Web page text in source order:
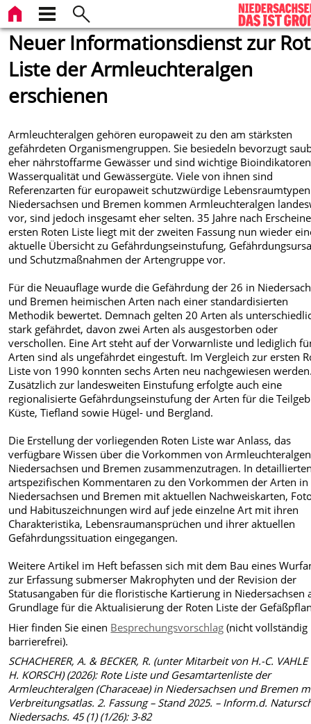
Neuer Informationsdienst zur
Liste der Armleuchteralgen
erschienen
Armleuchteralgen gehören europaweit zu den am stärksten
gefährdeten Organismengruppen. Sie besiedeln bevorzugt
eher nährstoffarme Gewässer und sind wichtige
Wasserqualität und Gewässergüte. Viele von ihnen sind
Referenzarten für europaweit schutzwürdige
Niedersachsen und Bremen kommen Armleuchteralgen
vor, sind jedoch insgesamt eher selten. 35 Jahre nach
ersten Roten Liste liegt mit der zweiten Fassung nun wieder
aktuelle Übersicht zu Gefährdungseinstufung,
und Schutzmaßnahmen der Artengruppe vor.
Für die Neuauflage wurde die Gefährdung der 26 in
und Bremen heimischen Arten nach einer standardisierten
Methodik bewertet. Demnach gelten 20 Arten als
stark gefährdet, davon zwei Arten als ausgestorben oder
verschollen. Eine Art steht auf der Vorwarnliste und lediglich
Arten sind als ungefährdet eingestuft. Im Vergleich zur ersten
Liste von 1990 konnten sechs Arten neu nachgewiesen
Zusätzlich zur landesweiten Einstufung erfolgte auch eine
regionalisierte Gefährdungseinstufung der Arten für die
Küste, Tiefland sowie Hügel- und Bergland.
Die Erstellung der vorliegenden Roten Liste war Anlass, das
verfügbare Wissen über die Vorkommen von
Niedersachsen und Bremen zusammenzutragen. In
artspezifischen Kommentaren zu den Vorkommen der Arten in
Niedersachsen und Bremen mit aktuellen Nachweiskarten,
und Habituszeichnungen wird auf jede einzelne Art mit ihren
Charakteristika, Lebensraumansprüchen und ihrer aktuellen
Gefährdungssituation eingegangen.
Weitere Artikel im Heft befassen sich mit dem Bau eines
zur Erfassung submerser Makrophyten und der Revision der
Statusangaben für die floristische Kartierung in Niedersachsen
Grundlage für die Aktualisierung der Roten Liste der
Hier finden Sie einen Besprechungsvorschlag (nicht vollständig
barrierefrei).
SCHACHERER, A. & BECKER, R. (unter Mitarbeit von H.-C.
H. KORSCH) (2026): Rote Liste und Gesamtartenliste der
Armleuchteralgen (Characeae) in Niedersachsen und Bremen
Verbreitungsatlas. 2. Fassung – Stand 2025. – Inform.d.
Niedersachs. 45 (1) (1/26): 3-82